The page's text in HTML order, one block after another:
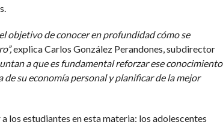
objetivo de conocer en profundidad cómo se
explica Carlos González Perandones, subdirector
a que es fundamental reforzar ese conocimiento
su economía personal y planificar de la mejor
los estudiantes en esta materia: los adolescentes